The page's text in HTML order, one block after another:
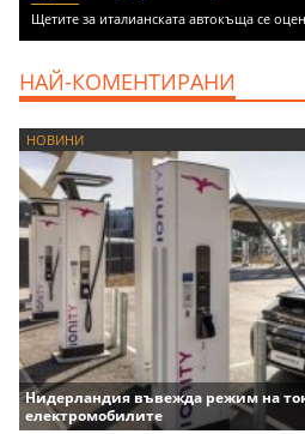
Щетите за италианската автокъща се
НАЙ-КОМЕНТИРАНИ
НОВИНИ
Нидерландия въвежда режим на
електромобилите